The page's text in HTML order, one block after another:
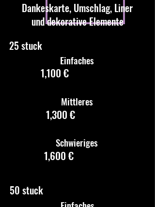
Dankeskarte, Umschlag, Liner
und dekorative Elemente
25 stuck
1,100 €
Einfaches
1,300 €
Mittleres
1,600 €
Schwieriges
50 stuck